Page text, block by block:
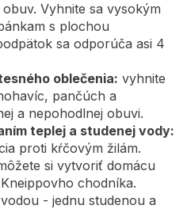
Vyhnite sa vysokým
s plochou
sa odporúča asi 4
oblečenia: vyhnite
pančúch a
a nepohodlnej obuvi.
teplej a studenej vody:
proti kŕčovým žilám.
si vytvoriť domácu
chodníka.
- jednu studenou a